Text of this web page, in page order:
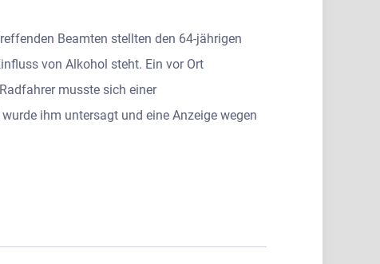
Beamten stellten den 64-jährigen
von Alkohol steht. Ein vor Ort
musste sich einer
ihm untersagt und eine Anzeige wegen